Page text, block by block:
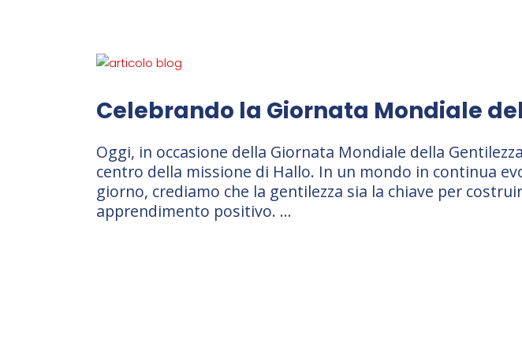
Celebrando la Giornata Mondiale
Oggi, in occasione della Giornata Mondiale della
centro della missione di Hallo. In un mondo in continua
giorno, crediamo che la gentilezza sia la chiave per
apprendimento positivo.